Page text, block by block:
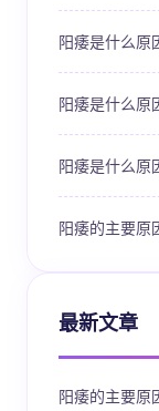
阳痿是什么原
阳痿是什么原
阳痿是什么原
阳痿的主要原
最新文章
阳痿的主要原